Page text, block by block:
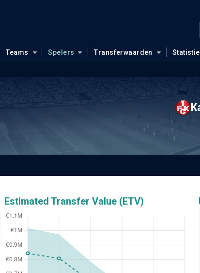
Teams Spelers Transferwaarden
Estimated Transfer Value (ETV)